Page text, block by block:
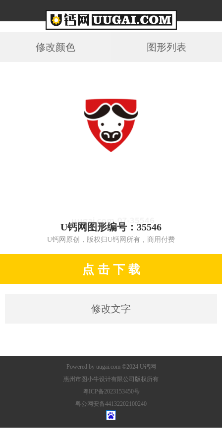
修改颜色 图形列表
U钙网图形编号：35546
U钙网原创，版权归U钙网所有，商用付费
点 击 下 载
修改文字
Powered by uugai.com©2024 U钙网
惠州市图小牛设计有限公司版权所有
粤ICP备2023153450号
粤公网安备44132202100240